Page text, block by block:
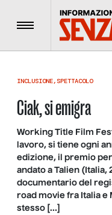
Menu
INCLUSIONE, SPETTACOLO
Ciak, si emigra
Working Title Film
lavoro, si tiene ogni
edizione, il premio
andato a Talien (Italia,
documentario del
road movie fra Italia e
stesso […]